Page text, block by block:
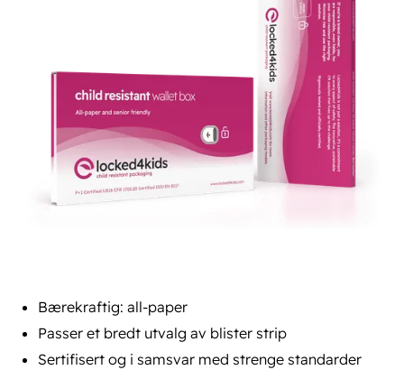
Bærekraftig: all-paper
Passer et bredt utvalg av blister strip
Sertifisert og i samsvar med strenge standarder